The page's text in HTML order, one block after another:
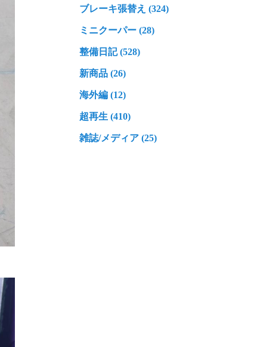
ブレーキ張替え (324)
ミニクーパー (28)
整備日記 (528)
新商品 (26)
海外編 (12)
超再生 (410)
雑誌/メディア (25)